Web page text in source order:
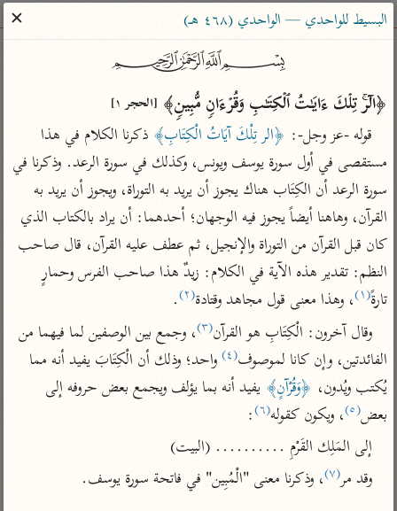
ساهم معنا في نشر القرآن والعلم الشرعي
الباحث القرآني
بحث تفسير علوم مصاحف
Type 2 or more characters for results.
Type 1 or more
characters for results.
أمّهات
تفسير الطبري
تفسير ابن كثير
تفسير القرطبي
تفسير البغوي
جمع الأقوال
تفسير ابن الجوزي
تفسير الماوردي
عامّة
فتح البيان للقنوجي
فتح القدير للشوكاني
تفسير ابن جزي
موسوعات
تفسير الآلوسي
أخرى
معاصرة
الميسر
المختصر في
تفسير السعدي
أيسر التفاسير
القرآن – تدبر وعمل
مركَّزة العبارة
البسيط للواحدي — الواحدي (٤٦٨ هـ)
✕
﷽
﴿الۤرۚ تِلۡكَ ءَایَـٰتُ ٱلۡكِتَـٰبِ وَقُرۡءَانࣲ مُّبِینࣲ﴾ [الحجر ١]
قوله -عز وجل-: ﴿الر تِلْكَ آيَاتُ الْكِتَابِ﴾
النظم: تقدير هذه الآية في الكلام: زيدٌ هذا صاحب الفرس وحمارٍ
تارةً(١) ، وهذا معنى قول مجاهد وقتادة(٢) .
وقال آخرون: الْكِتَابِ هو القرآن(٣)
الفائدتين، وإن كانا لموصوف(٤)
يُكتب ويُدون، ﴿وَقُرْآنٍ﴾
بعض(٥) ، ويكون كقوله(٦) :
إلى المَلِك القَرْمِ .......... (البيت)
وقد مر(٧) ، وذكرنا معنى "الْمُبِين" في فاتحة سورة يوسف.